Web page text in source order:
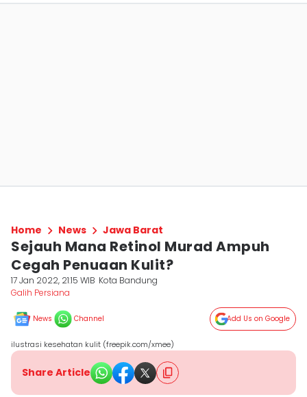
Home News Jawa Barat
Sejauh Mana Retinol Murad Ampuh
Cegah Penuaan Kulit?
17 Jan 2022, 21:15 WIB Kota Bandung
Galih Persiana
News Channel Add Us on Google
ilustrasi kesehatan kulit (freepik.com/xmee)
Share Article